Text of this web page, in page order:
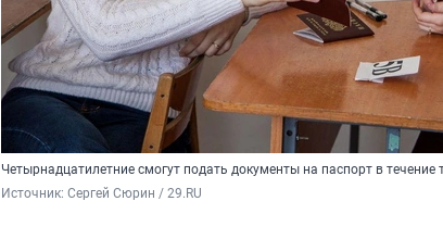
Четырнадцатилетние смогут подать документы на паспорт в течение
Источник: Сергей Сюрин / 29.RU